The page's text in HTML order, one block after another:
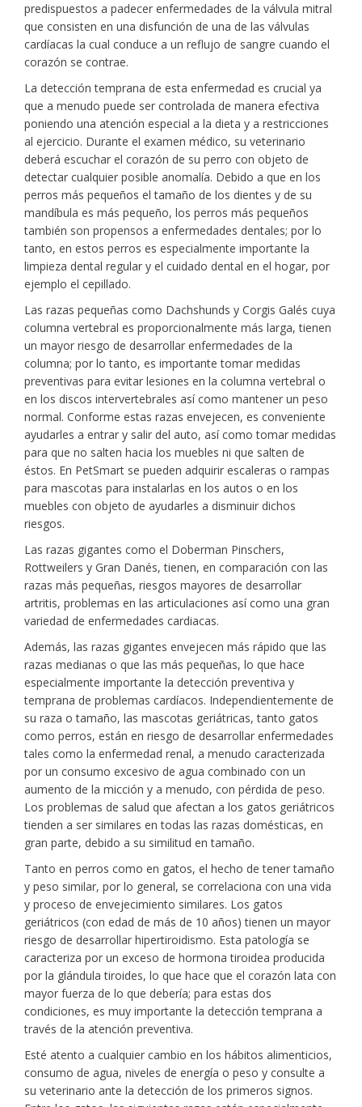
predispuestos a padecer enfermedades de la válvula mitral
que consisten en una disfunción de una de las válvulas
cardíacas la cual conduce a un reflujo de sangre cuando el
corazón se contrae.
La detección temprana de esta enfermedad es crucial ya
que a menudo puede ser controlada de manera efectiva
poniendo una atención especial a la dieta y a restricciones
al ejercicio. Durante el examen médico, su veterinario
deberá escuchar el corazón de su perro con objeto de
detectar cualquier posible anomalía. Debido a que en los
perros más pequeños el tamaño de los dientes y de su
mandíbula es más pequeño, los perros más pequeños
también son propensos a enfermedades dentales; por lo
tanto, en estos perros es especialmente importante la
limpieza dental regular y el cuidado dental en el hogar, por
ejemplo el cepillado.
Las razas pequeñas como Dachshunds y Corgis Galés cuya
columna vertebral es proporcionalmente más larga, tienen
un mayor riesgo de desarrollar enfermedades de la
columna; por lo tanto, es importante tomar medidas
preventivas para evitar lesiones en la columna vertebral o
en los discos intervertebrales así como mantener un peso
normal. Conforme estas razas envejecen, es conveniente
ayudarles a entrar y salir del auto, así como tomar medidas
para que no salten hacia los muebles ni que salten de
éstos. En PetSmart se pueden adquirir escaleras o rampas
para mascotas para instalarlas en los autos o en los
muebles con objeto de ayudarles a disminuir dichos
riesgos.
Las razas gigantes como el Doberman Pinschers,
Rottweilers y Gran Danés, tienen, en comparación con las
razas más pequeñas, riesgos mayores de desarrollar
artritis, problemas en las articulaciones así como una gran
variedad de enfermedades cardiacas.
Además, las razas gigantes envejecen más rápido que las
razas medianas o que las más pequeñas, lo que hace
especialmente importante la detección preventiva y
temprana de problemas cardíacos. Independientemente de
su raza o tamaño, las mascotas geriátricas, tanto gatos
como perros, están en riesgo de desarrollar enfermedades
tales como la enfermedad renal, a menudo caracterizada
por un consumo excesivo de agua combinado con un
aumento de la micción y a menudo, con pérdida de peso.
Los problemas de salud que afectan a los gatos geriátricos
tienden a ser similares en todas las razas domésticas, en
gran parte, debido a su similitud en tamaño.
Tanto en perros como en gatos, el hecho de tener tamaño
y peso similar, por lo general, se correlaciona con una vida
y proceso de envejecimiento similares. Los gatos
geriátricos (con edad de más de 10 años) tienen un mayor
riesgo de desarrollar hipertiroidismo. Esta patología se
caracteriza por un exceso de hormona tiroidea producida
por la glándula tiroides, lo que hace que el corazón lata con
mayor fuerza de lo que debería; para estas dos
condiciones, es muy importante la detección temprana a
través de la atención preventiva.
Esté atento a cualquier cambio en los hábitos alimenticios,
consumo de agua, niveles de energía o peso y consulte a
su veterinario ante la detección de los primeros signos.